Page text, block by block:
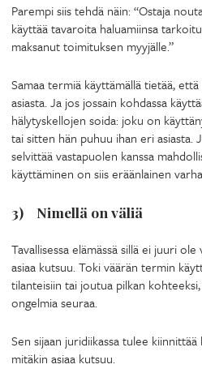
Parempi siis tehdä näin: “Ostaja
käyttää tavaroita haluamiinsa
maksanut toimituksen myyjälle.”
Samaa termiä käyttämällä tietää,
asiasta. Ja jos jossain kohdassa
hälytyskellojen soida: joku on
tai sitten hän puhuu ihan eri asiasta.
selvittää vastapuolen kanssa
käyttäminen on siis eräänlainen
3) Nimellä on väliä
Tavallisessa elämässä sillä ei juuri
asiaa kutsuu. Toki väärän termin
tilanteisiin tai joutua pilkan
ongelmia seuraa.
Sen sijaan juridiikassa tulee
mitäkin asiaa kutsuu.